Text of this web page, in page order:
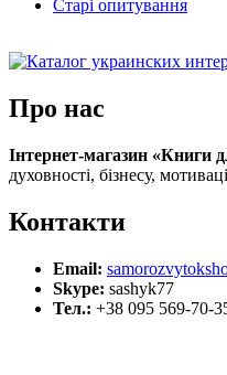
Старі опитування
Про нас
Інтернет-магазин «Книги
духовності, бізнесу,
Контакти
Email:
Skype: sashyk77
Тел.: +38 095 569-70-